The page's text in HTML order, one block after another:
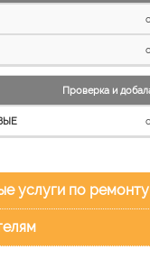
Проверка и
услуги по ремонту